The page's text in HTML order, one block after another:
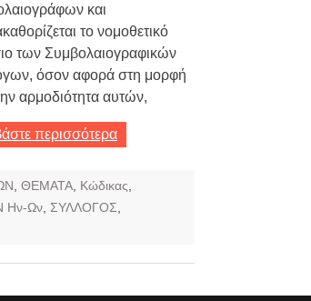
και
το νομοθετικό
των Συμβολαιογραφικών
όσον αφορά στη μορφή
αρμοδιότητα αυτών,
περισσότερα
ΘΕΜΑΤΑ Κώδικας
Ην-Ων ΣΥΛΛΟΓΟΣ